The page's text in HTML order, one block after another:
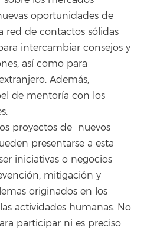
oportunidades de
red de contactos sólidas
intercambiar consejos y
así como para
Además,
de mentoría con los
proyectos de nuevos
presentarse a esta
iniciativas o negocios
mitigación y
originados en los
actividades humanas. No
participar ni es preciso